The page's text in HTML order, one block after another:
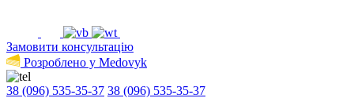
Замовити консультацію
Розроблено у Medovyk
38 (096) 535-35-37 38 (096) 535-35-37